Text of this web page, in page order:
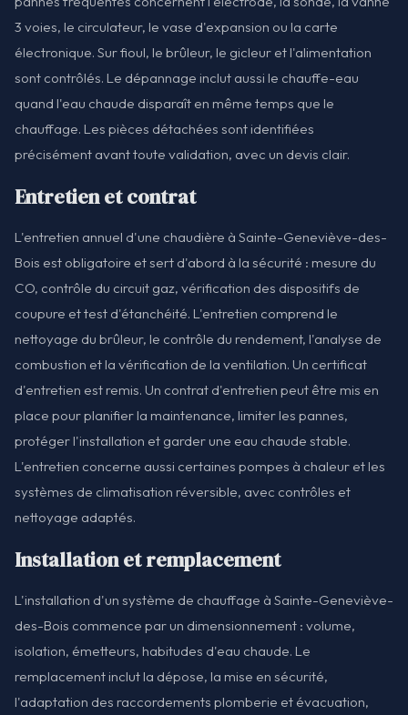
3 voies, le circulateur, le vase d'expansion ou la carte
électronique. Sur fioul, le brûleur, le gicleur et l'alimentation
sont contrôlés. Le dépannage inclut aussi le chauffe-eau
quand l'eau chaude disparaît en même temps que le
chauffage. Les pièces détachées sont identifiées
précisément avant toute validation, avec un devis clair.
Entretien et contrat
L'entretien annuel d'une chaudière à Sainte-Geneviève-des-
Bois est obligatoire et sert d'abord à la sécurité : mesure du
CO, contrôle du circuit gaz, vérification des dispositifs de
coupure et test d'étanchéité. L'entretien comprend le
nettoyage du brûleur, le contrôle du rendement, l'analyse de
combustion et la vérification de la ventilation. Un certificat
d'entretien est remis. Un contrat d'entretien peut être mis en
place pour planifier la maintenance, limiter les pannes,
protéger l'installation et garder une eau chaude stable.
L'entretien concerne aussi certaines pompes à chaleur et les
systèmes de climatisation réversible, avec contrôles et
nettoyage adaptés.
Installation et remplacement
L'installation d'un système de chauffage à Sainte-Geneviève-
des-Bois commence par un dimensionnement : volume,
isolation, émetteurs, habitudes d'eau chaude. Le
remplacement inclut la dépose, la mise en sécurité,
l'adaptation des raccordements plomberie et évacuation,